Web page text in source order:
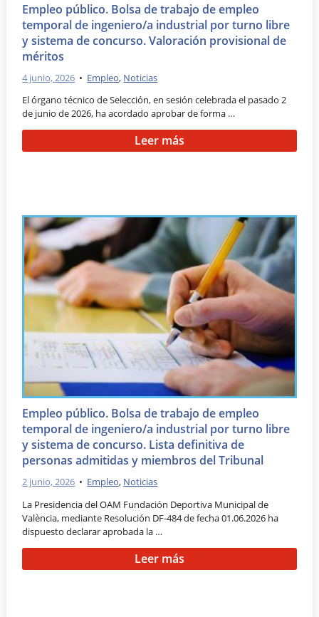
Empleo público. Bolsa de trabajo de empleo
temporal de ingeniero/a industrial por turno libre
y sistema de concurso. Valoración provisional de
méritos
4 junio, 2026 • Empleo, Noticias
El órgano técnico de Selección, en sesión celebrada el pasado 2
de junio de 2026, ha acordado aprobar de forma …
Leer más
Empleo público. Bolsa de trabajo de empleo
temporal de ingeniero/a industrial por turno libre
y sistema de concurso. Lista definitiva de
personas admitidas y miembros del Tribunal
2 junio, 2026 • Empleo, Noticias
La Presidencia del OAM Fundación Deportiva Municipal de
València, mediante Resolución DF-484 de fecha 01.06.2026 ha
dispuesto declarar aprobada la …
Leer más